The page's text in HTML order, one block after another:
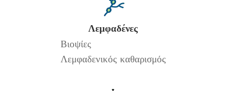
Λεμφαδένες
Βιοψίες
Λεμφαδενικός καθαρισμός